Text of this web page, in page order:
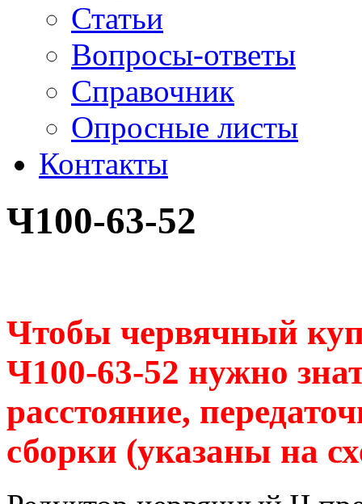
Статьи
Вопросы-ответы
Справочник
Опросные листы
Контакты
Ч100-63-52
Чтобы червячный
Ч100-63-52 нужно
расстояние,
сборки (указаны на